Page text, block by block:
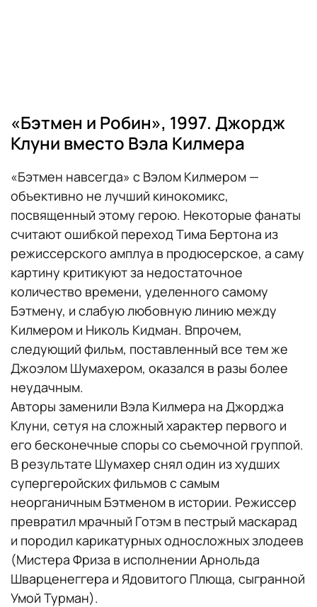
«Бэтмен и Робин», 1997. Джордж
Клуни вместо Вэла Килмера
«Бэтмен навсегда» с Вэлом Килмером —
объективно не лучший кинокомикс,
посвященный этому герою. Некоторые фанаты
считают ошибкой переход Тима Бертона из
режиссерского амплуа в продюсерское, а саму
картину критикуют за недостаточное
количество времени, уделенного самому
Бэтмену, и слабую любовную линию между
Килмером и Николь Кидман. Впрочем,
следующий фильм, поставленный все тем же
Джоэлом Шумахером, оказался в разы более
неудачным.
Авторы заменили Вэла Килмера на Джорджа
Клуни, сетуя на сложный характер первого и
его бесконечные споры со съемочной группой.
В результате Шумахер снял один из худших
супергеройских фильмов с самым
неорганичным Бэтменом в истории. Режиссер
превратил мрачный Готэм в пестрый маскарад
и породил карикатурных односложных злодеев
(Мистера Фриза в исполнении Арнольда
Шварценеггера и Ядовитого Плюща, сыгранной
Умой Турман).